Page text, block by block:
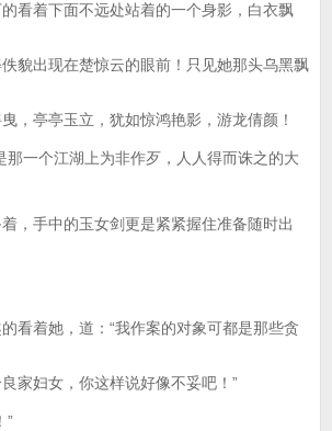
着下面不远处站着的一个身影，白衣飘
貌出现在楚惊云的眼前！只见她那头乌黑飘
，亭亭玉立，犹如惊鸿艳影，游龙倩颜！
一个江湖上为非作歹，人人得而诛之的大
手中的玉女剑更是紧紧握住准备随时出
着她，道：“我作案的对象可都是那些贪
家妇女，你这样说好像不妥吧！”
”